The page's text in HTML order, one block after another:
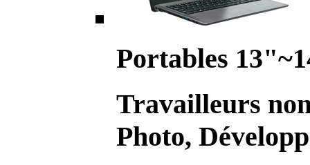
Portables
Travailleurs
Photo,